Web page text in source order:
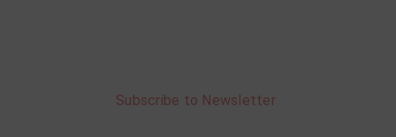
Subscribe to Newsletter